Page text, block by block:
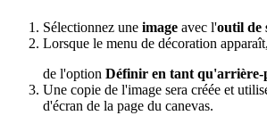
Sélectionnez une image avec l'outil de
Lorsque le menu de décoration
de l'option Définir en tant qu'arrière-
Une copie de l'image sera créée et
d'écran de la page du canevas.